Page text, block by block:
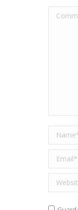
Name *
Email *
Website